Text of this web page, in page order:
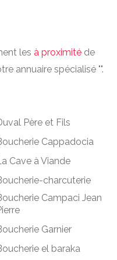
les à proximité de
annuaire spécialisé "".
Père et Fils
Cappadocia
Cave à Viande
charcuterie
Campaci Jean
Garnier
el baraka